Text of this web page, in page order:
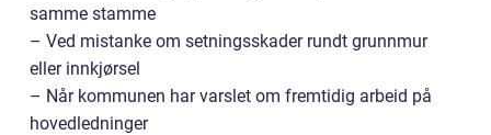
samme stamme
– Ved mistanke om setningsskader rundt grunnmur
eller innkjørsel
– Når kommunen har varslet om fremtidig arbeid på
hovedledninger